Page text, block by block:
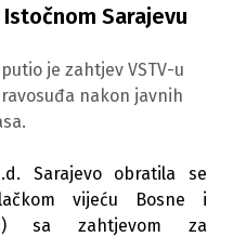
Sarajevu
je zahtjev VSTV-u
nakon javnih
Sarajevo obratila se
vijeću Bosne i
sa zahtjevom za